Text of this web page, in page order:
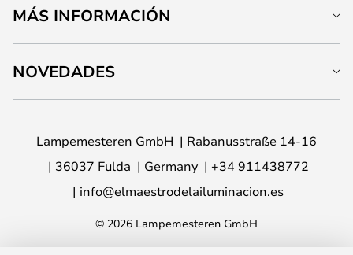
MÁS INFORMACIÓN
NOVEDADES
Lampemesteren GmbH
Rabanusstraße 14-16
36037 Fulda
Germany
+34 911438772
info@elmaestrodelailuminacion.es
© 2026 Lampemesteren GmbH